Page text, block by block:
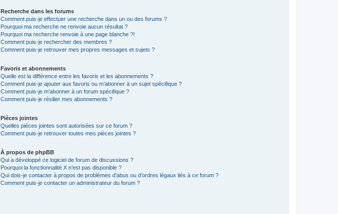
Recherche dans les forums
Comment puis-je effectuer une recherche dans un ou des forums ?
Pourquoi ma recherche ne renvoie aucun résultat ?
Pourquoi ma recherche renvoie à une page blanche ?!
Comment puis-je rechercher des membres ?
Comment puis-je retrouver mes propres messages et sujets ?
Favoris et abonnements
Quelle est la différence entre les favoris et les abonnements ?
Comment puis-je ajouter aux favoris ou m’abonner à un sujet spécifique ?
Comment puis-je m’abonner à un forum spécifique ?
Comment puis-je résilier mes abonnements ?
Pièces jointes
Quelles pièces jointes sont autorisées sur ce forum ?
Comment puis-je retrouver toutes mes pièces jointes ?
À propos de phpBB
Qui a développé ce logiciel de forum de discussions ?
Pourquoi la fonctionnalité X n’est pas disponible ?
Qui dois-je contacter à propos de problèmes d’abus ou d’ordres légaux liés à ce forum ?
Comment puis-je contacter un administrateur du forum ?